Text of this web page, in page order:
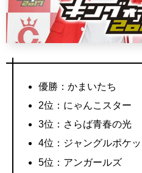
優勝：かまいたち
2位：にゃんこスター
3位：さらば青春の光
4位：ジャングルポケッ
5位：アンガールズ